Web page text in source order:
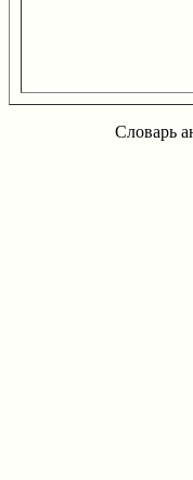
Словарь